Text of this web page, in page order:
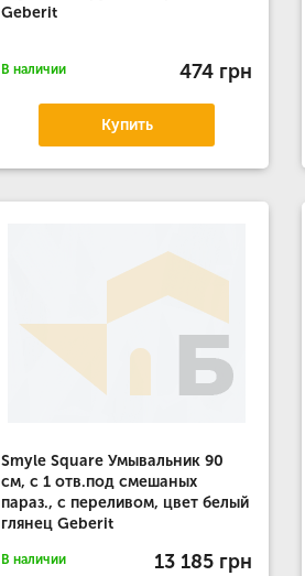
Geberit
В наличии 474 грн
Купить
Smyle Square Умывальник 90
см, с 1 отв.под смешаных
параз., с переливом, цвет белый
глянец Geberit
В наличии 13 185 грн